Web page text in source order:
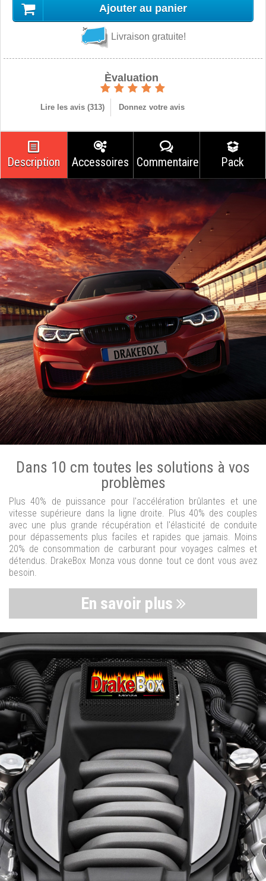
Ajouter au panier
Livraison gratuite!
Èvaluation
Lire les avis (313) Donnez votre avis
Description Accessoires Commentaires Pack
Dans 10 cm toutes les solutions à vos
problèmes
Plus 40% de puissance pour l'accélération brûlantes et une
vitesse supérieure dans la ligne droite. Plus 40% des couples
avec une plus grande récupération et l'élasticité de conduite
pour dépassements plus faciles et rapides que jamais. Moins
20% de consommation de carburant pour voyages calmes et
détendus. DrakeBox Monza vous donne tout ce dont vous avez
besoin.
En savoir plus